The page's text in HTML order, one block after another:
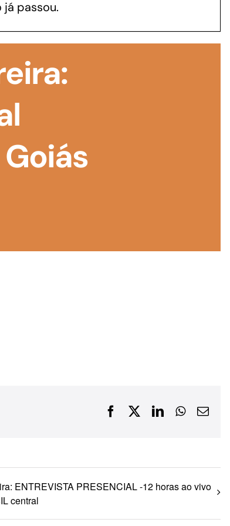
realizar obras, dentre outros serviços
Repasse
já passou.
FacebookLinkedInWhatsApp
E-
ENTREVISTA PRESENCIAL -12 horas ao vivo
central